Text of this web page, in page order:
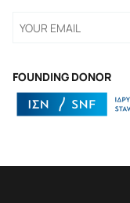
FOUNDING DONOR